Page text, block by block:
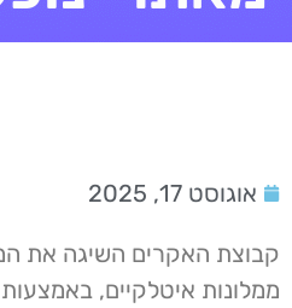
אוגוסט 17, 2025
קבוצת האקרים השיגה את
ממלונות איטלקיים,